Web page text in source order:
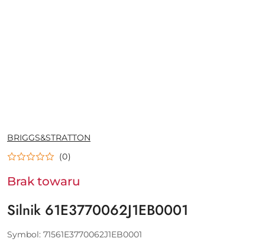
NAZWA
PRODUCENTA:
BRIGGS&STRATTON
(0)
Brak towaru
Silnik 61E3770062J1EB0001
Symbol: 71561E3770062J1EB0001